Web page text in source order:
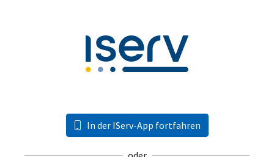
In der IServ-App fortfahren